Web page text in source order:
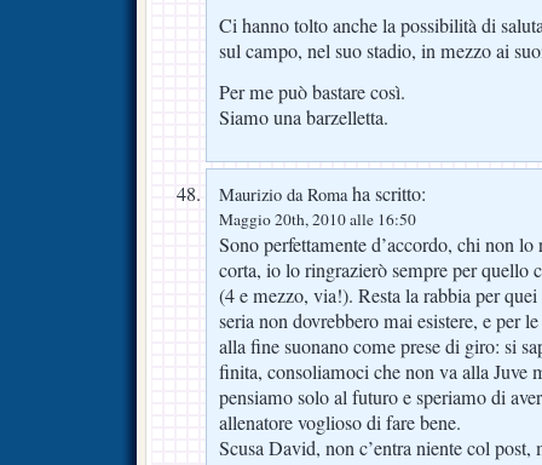
Ci hanno tolto anche la possibilità di
sul campo, nel suo stadio, in mezzo ai
Per me può bastare così.
Siamo una barzelletta.
Maurizio da Romaha scritto:
Maggio 20th, 2010 alle 16:50
Sono perfettamente d’accordo, chi non
corta, io lo ringrazierò sempre per quello
(4 e mezzo, via!). Resta la rabbia per
seria non dovrebbero mai esistere, e per
alla fine suonano come prese di giro: si
finita, consoliamoci che non va alla Juve
pensiamo solo al futuro e speriamo di
allenatore voglioso di fare bene.
Scusa David, non c’entra niente col post,